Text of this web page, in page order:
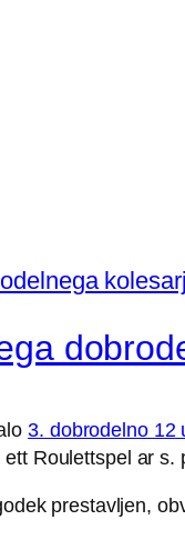
3. dobrodelno 12
Roulettspel ar
prestavljen,